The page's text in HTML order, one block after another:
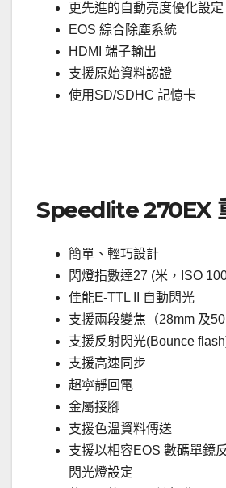
更先進的自動亮度優化設定
EOS 綜合除塵系統
HDMI 端子輸出
支援原始資料認證
使用SD/SDHC 記憶卡
Speedlite 270EX
簡單、輕巧設計
閃燈指數達27 (米，ISO
佳能E-TTL II 自動閃光
支援兩段變焦（28mm 及
支援反射閃光(Bounce
支援高速同步
超寧靜回電
金屬接腳
支援色溫資料傳送
支援以相容EOS 數碼單鏡
閃光燈設定